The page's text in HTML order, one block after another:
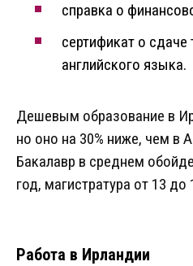
справка о
сертификат о сдаче
английского языка.
Дешевым образование в
но оно на 30% ниже, чем в
Бакалавр в среднем
год, магистратура от 13
Работа в Ирландии